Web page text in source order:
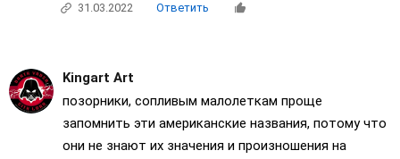
31.03.2022 Ответить
Kingart Art
позорники, сопливым малолеткам проще
запомнить эти американские названия, потому что
они не знают их значения и произношения на